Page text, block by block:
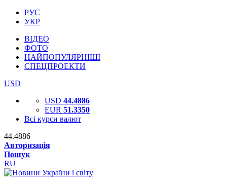
РУС
УКР
ВІДЕО
ФОТО
НАЙПОПУЛЯРНІШІ
СПЕЦПРОЕКТИ
USD
USD 44.4886
EUR 51.3350
Всі курси валют
44.4886
Авторизація
Пошук
RU